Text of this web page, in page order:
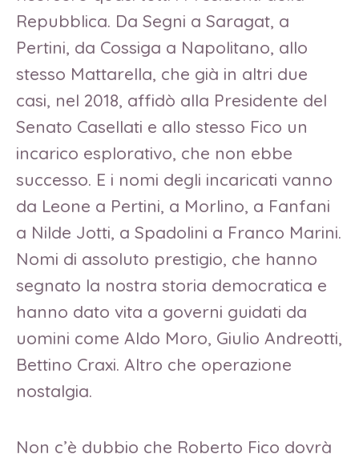
Repubblica. Da Segni a Saragat, a
Pertini, da Cossiga a Napolitano, allo
stesso Mattarella, che già in altri due
casi, nel 2018, affidò alla Presidente del
Senato Casellati e allo stesso Fico un
incarico esplorativo, che non ebbe
successo. E i nomi degli incaricati vanno
da Leone a Pertini, a Morlino, a Fanfani
a Nilde Jotti, a Spadolini a Franco Marini.
Nomi di assoluto prestigio, che hanno
segnato la nostra storia democratica e
hanno dato vita a governi guidati da
uomini come Aldo Moro, Giulio Andreotti,
Bettino Craxi. Altro che operazione
nostalgia.
Non c’è dubbio che Roberto Fico dovrà